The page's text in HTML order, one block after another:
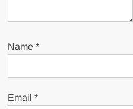
Name*
Email*